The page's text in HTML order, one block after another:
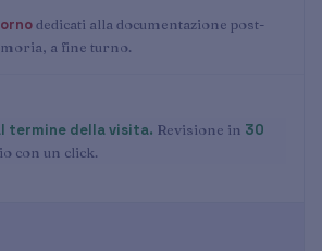
dedicati alla documentazione post-
a fine turno.
termine della visita. Revisione in 30
con un click.